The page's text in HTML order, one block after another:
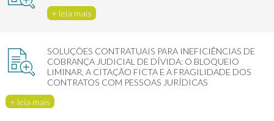
+ leia mais
SOLUÇÕES CONTRATUAIS PARA INEFICIÊNCIAS DE
COBRANÇA JUDICIAL DE DÍVIDA: O BLOQUEIO
LIMINAR, A CITAÇÃO FICTA E A FRAGILIDADE DOS
CONTRATOS COM PESSOAS JURÍDICAS
+ leia mais